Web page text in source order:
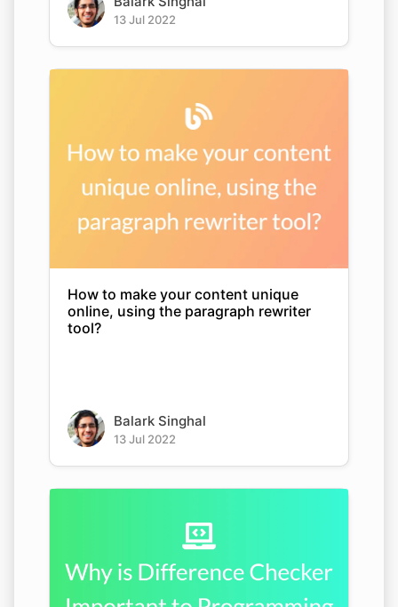
13 Jul 2022
How to make your content unique
online, using the paragraph rewriter
tool?
Balark Singhal
13 Jul 2022